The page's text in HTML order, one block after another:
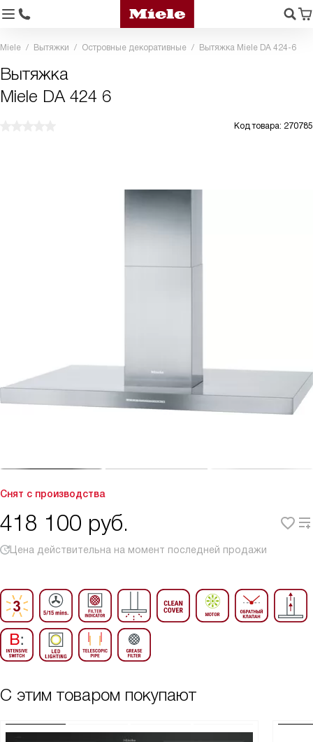
Miele Вытяжки Островные декоративные Вытяжка Miele DA 424-6
Вытяжка
Miele DA 424 6
Код товара: 270785
Снят с производства
418 100 руб.
Цена действительна на момент последней продажи
С этим товаром покупают